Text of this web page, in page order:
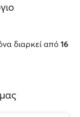
διαρκεί από 16